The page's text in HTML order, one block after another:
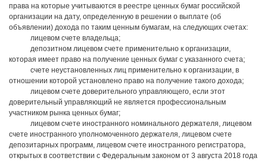
права на которые учитываются в реестре ценных бумаг российской
организации на дату, определенную в решении о выплате (об
объявлении) дохода по таким ценным бумагам, на следующих счетах:
лицевом счете владельца;
депозитном лицевом счете применительно к организации,
которая имеет право на получение ценных бумаг с указанного счета;
счете неустановленных лиц применительно к организации, в
отношении которой установлено право на получение такого дохода;
лицевом счете доверительного управляющего, если этот
доверительный управляющий не является профессиональным
участником рынка ценных бумаг;
лицевом счете иностранного номинального держателя, лицевом
счете иностранного уполномоченного держателя, лицевом счете
депозитарных программ, лицевом счете иностранного регистратора,
открытых в соответствии с Федеральным законом от 3 августа 2018 года